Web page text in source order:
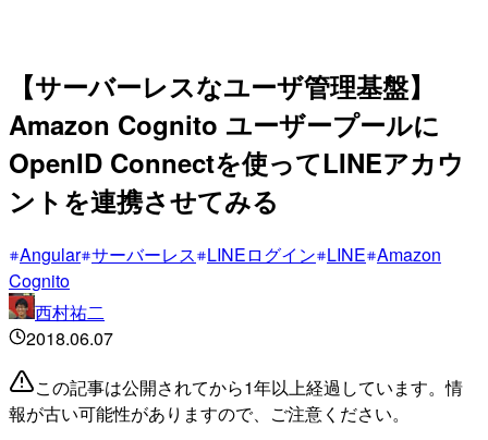
【サーバーレスなユーザ管理基盤】
Amazon Cognito ユーザープールに
OpenID Connectを使ってLINEアカウ
ントを連携させてみる
Angular サーバーレス LINEログイン LINE Amazon
Cognito
西村祐二
2018.06.07
この記事は公開されてから1年以上経過しています。情
報が古い可能性がありますので、ご注意ください。